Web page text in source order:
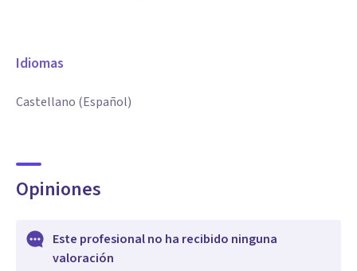
Idiomas
Castellano (Español)
Opiniones
Este profesional no ha recibido ninguna
valoración